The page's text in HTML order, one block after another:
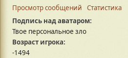
Просмотр сообщений
Статистика
Подпись над аватаром:
Твое персональное зло
Возраст игрока:
-1494